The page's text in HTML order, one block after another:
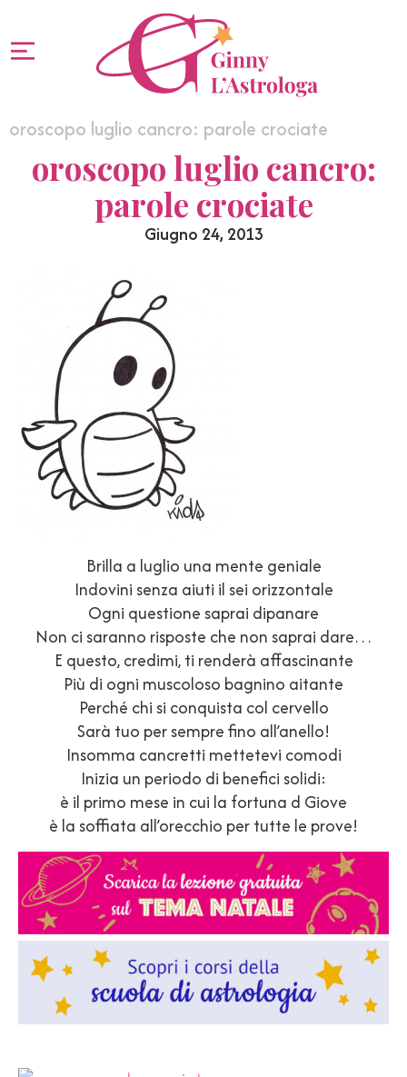
oroscopo luglio cancro: parole crociate
oroscopo luglio cancro:
parole crociate
Giugno 24, 2013
Brilla a luglio una mente geniale
Indovini senza aiuti il sei orizzontale
Ogni questione saprai dipanare
Non ci saranno risposte che non saprai dare…
E questo, credimi, ti renderà affascinante
Più di ogni muscoloso bagnino aitante
Perché chi si conquista col cervello
Sarà tuo per sempre fino all’anello!
Insomma cancretti mettetevi comodi
Inizia un periodo di benefici solidi:
è il primo mese in cui la fortuna d Giove
è la soffiata all’orecchio per tutte le prove!